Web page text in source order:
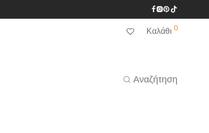
Καλάθι 0
Αναζήτηση